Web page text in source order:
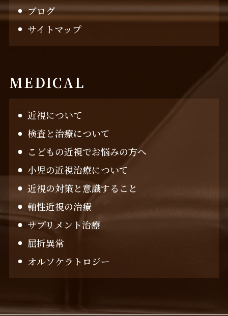
ブログ
サイトマップ
MEDICAL
近視について
検査と治療について
こどもの近視でお悩みの方へ
小児の近視治療について
近視の対策と意識すること
軸性近視の治療
サプリメント治療
屈折異常
オルソケラトロジー